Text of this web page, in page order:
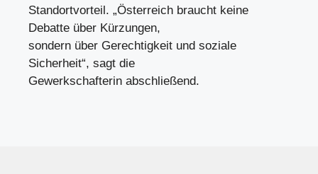
Standortvorteil. „Österreich braucht keine
Debatte über Kürzungen,
sondern über Gerechtigkeit und soziale
Sicherheit“, sagt die
Gewerkschafterin abschließend.